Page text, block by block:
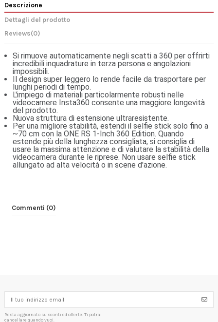
Descrizione
Dettagli del prodotto
Reviews(0)
Si rimuove automaticamente negli scatti a 360 per offrirti
incredibili inquadrature in terza persona e angolazioni
impossibili.
Il design super leggero lo rende facile da trasportare per
lunghi periodi di tempo.
L'impiego di materiali particolarmente robusti nelle
videocamere Insta360 consente una maggiore longevità
del prodotto.
Nuova struttura di estensione ultraresistente.
Per una migliore stabilità, estendi il selfie stick solo fino a
~70 cm con la ONE RS 1-Inch 360 Edition. Quando
estende più della lunghezza consigliata, si consiglia di
usare la massima attenzione e di valutare la stabilità della
videocamera durante le riprese. Non usare selfie stick
allungato ad alta velocità o in scene d'azione.
Commenti (0)
Resta aggiornato su sconti ed offerte. Ti potrai
cancellare quando vuoi.